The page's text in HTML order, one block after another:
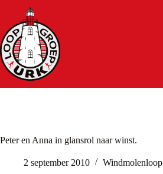
inhoud
Peter en Anna in glansrol naar winst.
2 september 2010 Windmolenloop